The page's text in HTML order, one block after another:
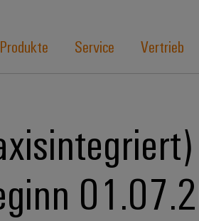
Produkte Service Vertrieb